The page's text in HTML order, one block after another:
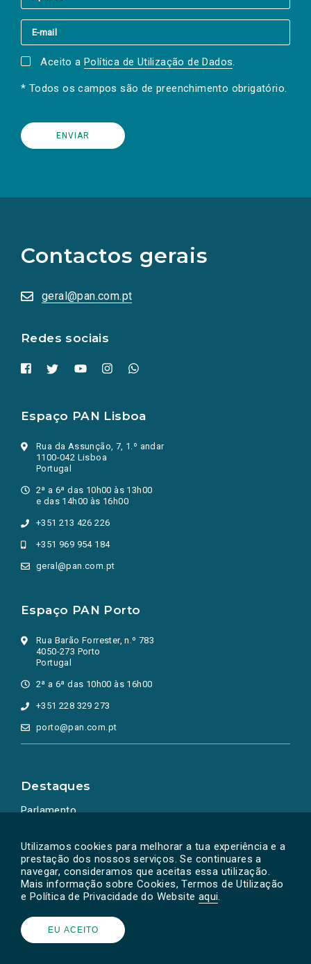
Utilizamos cookies para melhorar a tua experiência e a
prestação dos nossos serviços. Se continuares a
navegar, consideramos que aceitas essa utilização.
Mais informação sobre Cookies, Termos de Utilização
e Política de Privacidade do Website aqui.
EU ACEITO
Aceito a Política de Utilização de Dados.
* Todos os campos são de preenchimento obrigatório.
Contactos gerais
geral@pan.com.pt
Redes sociais
redes
sociais
numa
nova
Espaço PAN Lisboa
Rua da Assunção, 7, 1.º andar
1100-042 Lisboa
Portugal
2ª a 6ª das 10h00 às 13h00
e das 14h00 às 16h00
+351 213 426 226
+351 969 954 184
geral@pan.com.pt
Espaço PAN Porto
Rua Barão Forrester, n.º 783
4050-273 Porto
Portugal
2ª a 6ª das 10h00 às 16h00
+351 228 329 273
porto@pan.com.pt
Destaques
Parlamento
Powered by © PAN 2026